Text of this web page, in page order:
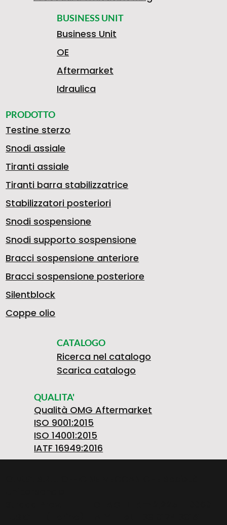
G
4
0
.
4
0
6
H
2
3
5
2
1
J
3
1
S
O
P
E
S
I
O
A
R
E
N
BUSINESS UNIT
Business Unit
OE
Aftermarket
Idraulica
PRODOTTO
Testine sterzo
Snodi assiale
Tiranti assiale
Tiranti barra stabilizzatrice
Stabilizzatori posteriori
Snodi sospensione
Snodi supporto sospensione
Bracci sospensione anteriore
Bracci sospensione posteriore
Silentblock
Coppe olio
CATALOGO
Ricerca nel catalogo
Scarica catalogo
QUALITA'
Qualità OMG Aftermarket
ISO 9001:2015
ISO 14001:2015
IATF 16949:2016